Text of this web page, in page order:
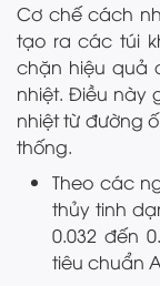
Cơ chế cách
tạo ra các túi
chặn hiệu quả
nhiệt. Điều này
nhiệt từ đường
thống.
Theo các
thủy tinh
0.032 đến
tiêu chuẩn